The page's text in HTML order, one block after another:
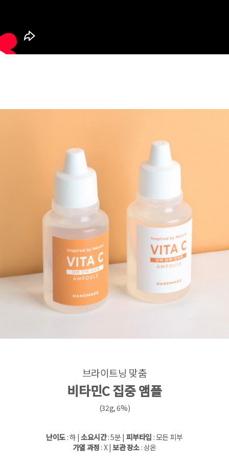
브라이트닝 맞춤
비타민C 집중 앰플
(32g, 6%)
난이도 : 하 |소요시간: 5분 | 피부타입 : 모든 피부
가열 과정 : X |보관 장소 : 상온